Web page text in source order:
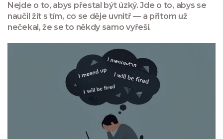
Nejde o to, abys přestal být úzký. Jde o to, abys se
naučil žít s tím, co se děje uvnitř — a přitom už
nečekal, že se to někdy samo vyřeší.